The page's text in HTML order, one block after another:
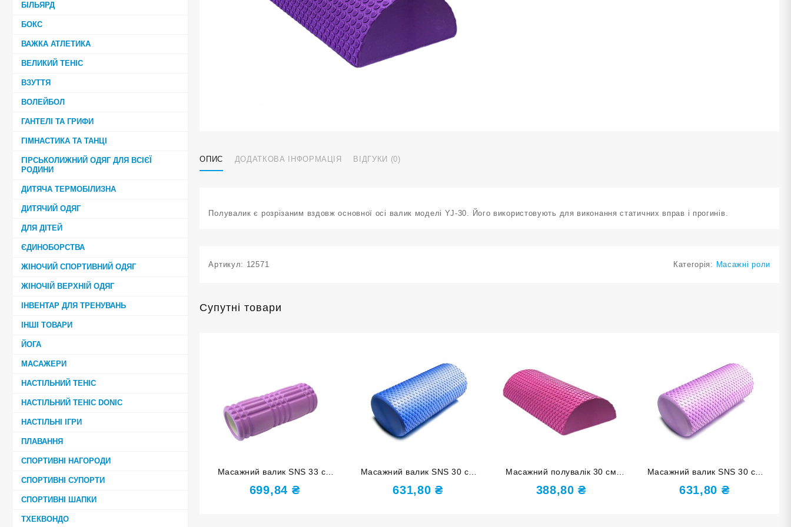
БІЛЬЯРД
БОКС
ВАЖКА АТЛЕТИКА
ВЕЛИКИЙ ТЕНІС
ВЗУТТЯ
ВОЛЕЙБОЛ
ГАНТЕЛІ ТА ГРИФИ
ГІМНАСТИКА ТА ТАНЦІ
ГІРСЬКОЛИЖНИЙ ОДЯГ ДЛЯ ВСІЄЇ
РОДИНИ
ДИТЯЧА ТЕРМОБІЛИЗНА
ДИТЯЧИЙ ОДЯГ
ДЛЯ ДІТЕЙ
ЄДИНОБОРСТВА
ЖІНОЧИЙ СПОРТИВНИЙ ОДЯГ
ЖІНОЧІЙ ВЕРХНІЙ ОДЯГ
ІНВЕНТАР ДЛЯ ТРЕНУВАНЬ
ІНШІ ТОВАРИ
ЙОГА
МАСАЖЕРИ
НАСТІЛЬНИЙ ТЕНІС
НАСТІЛЬНИЙ ТЕНІС DONIC
НАСТІЛЬНІ ІГРИ
ПЛАВАННЯ
СПОРТИВНІ НАГОРОДИ
СПОРТИВНІ СУПОРТИ
СПОРТИВНІ ШАПКИ
ТХЕКВОНДО
ОПИС ДОДАТКОВА ІНФОРМАЦІЯ ВІДГУКИ (0)
Полувалик є розрізаним вздовж основної осі валик моделі YJ-30. Його використовують для виконання статичних вправ і прогинів.
Артикул: 12571 Категорія: Масажні роли
Супутні товари
Масажний валик SNS 33 см
світло-фіолетовий EVASX3-33-
purple-
699,84 ₴
Масажний валик SNS 30 см
синій YJ-30-С
631,80₴
Масажний полувалік 30 см
рожевий D-Р
388,80₴
Масажний валик SNS 30 см
фіолетовий YJ-30-Ф
631,80 ₴